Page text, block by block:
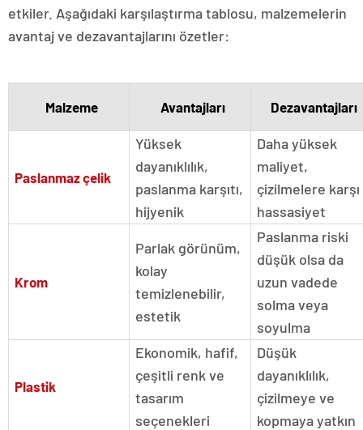
etkiler. Aşağıdaki karşılaştırma tablosu, malzemelerin
avantaj ve dezavantajlarını özetler:
Malzeme Avantajları Dezavantajları
Paslanmaz çelik
Yüksek
dayanıklılık,
paslanma karşıtı,
hijyenik
Daha yüksek
maliyet,
çizilmelere karşı
hassasiyet
Krom
Parlak görünüm,
kolay
temizlenebilir,
estetik
Paslanma riski
düşük olsa da
uzun vadede
solma veya
soyulma
Plastik
Ekonomik, hafif,
çeşitli renk ve
tasarım
seçenekleri
Düşük
dayanıklılık,
çizilmeye ve
kopmaya yatkın